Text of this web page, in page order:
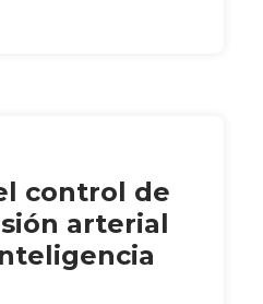
control de
arterial